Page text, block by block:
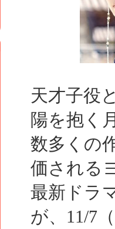
天才子役
陽を抱く
数多くの
価される
最新ドラ
が、11/7